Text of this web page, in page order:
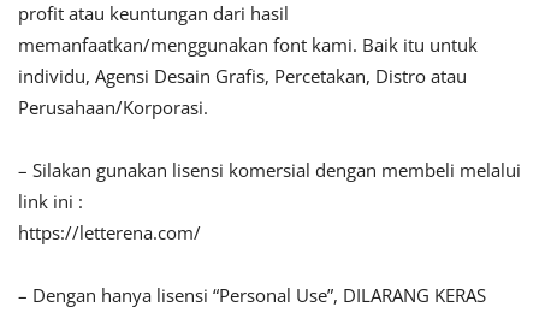
profit atau keuntungan dari hasil
memanfaatkan/menggunakan font kami. Baik itu untuk
individu, Agensi Desain Grafis, Percetakan, Distro atau
Perusahaan/Korporasi.
– Silakan gunakan lisensi komersial dengan membeli melalui
link ini :
https://letterena.com/
– Dengan hanya lisensi “Personal Use”, DILARANG KERAS